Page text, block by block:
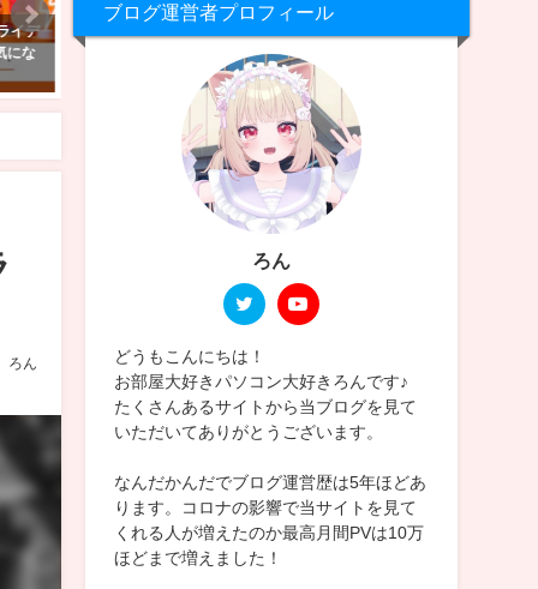
数で
！！
う！アバターのアップロードがで
きる方向け！【Unity2022】
る！景色のきれいなワール
2025年2月23日
ろん
ブログ運営者プロフィール
ろん
どうもこんにちは！
お部屋大好きパソコン大好きろんです♪
たくさんあるサイトから当ブログを見て
いただいてありがとうございます。
なんだかんだでブログ運営歴は5年ほどあ
ります。コロナの影響で当サイトを見て
くれる人が増えたのか最高月間PVは10万
ほどまで増えました！